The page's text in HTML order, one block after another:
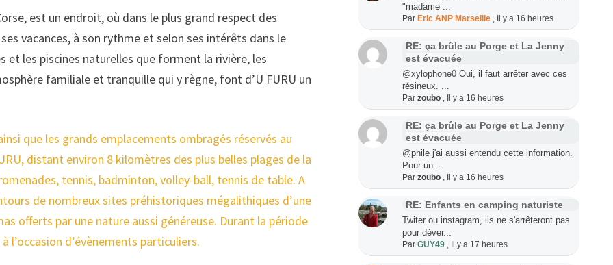
est un endroit, où dans le plus grand respect des
vacances, à son rythme et selon ses intérêts dans le
et les piscines naturelles que forment la rivière, les
familiale et tranquille qui y règne, font d’U FURU un
que les grands emplacements ombragés réservés au
distant environ 8 kilomètres des plus belles plages de la
tennis, badminton, volley-ball, tennis de table. A
de nombreux sites préhistoriques mégalithiques d’une
offerts par une nature aussi généreuse. Durant la période
l’occasion d’évènements particuliers.
"madame ...
ParEric ANP Marseille Il y a 16 heures
RE: ça brûle au Porge et La Jenny
est évacuée
@xylophone0 Oui, il faut arrêter avec ces
résineux. ...
Parzoubo Il y a 16 heures
RE: ça brûle au Porge et La Jenny
est évacuée
@phile j'ai aussi entendu cette information.
Pour un...
Parzoubo Il y a 16 heures
RE: Enfants en camping naturiste
Twiter ou instagram, ils ne s'arrêteront pas
pour déver...
ParGUY49 Il y a 17 heures